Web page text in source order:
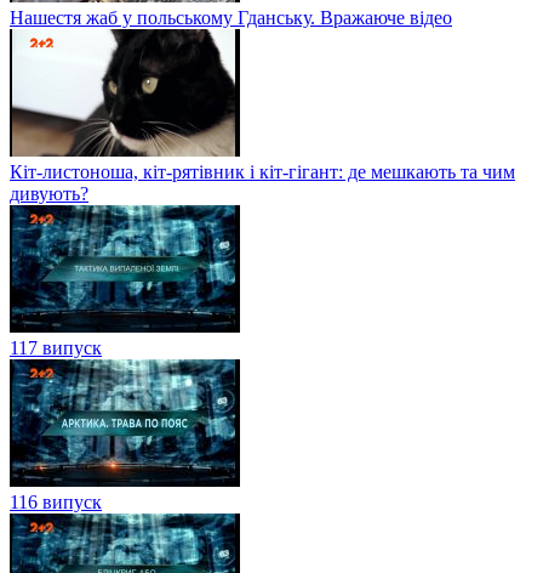
Нашестя жаб у польському Гданську. Вражаюче відео
Кіт-листоноша, кіт-рятівник і кіт-гігант: де мешкають та чим
дивують?
117 випуск
116 випуск